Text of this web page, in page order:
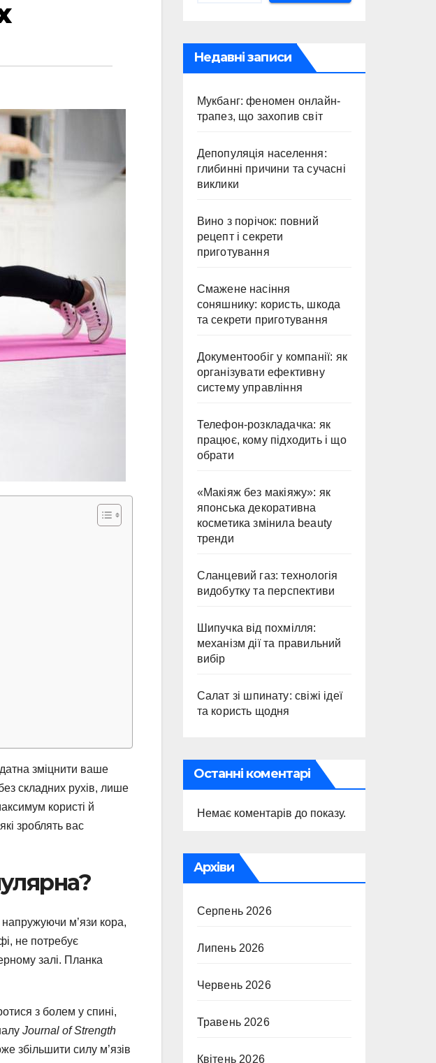
зміцнити ваше
складних рухів, лише
користі й
зроблять вас
м’язи кора,
не потребує
залі. Планка
з болем у спині,
Journal of Strength
збільшити силу м’язів
Недавні записи
Мукбанг: феномен онлайн-
трапез, що захопив світ
Депопуляція населення:
глибинні причини та сучасні
виклики
Вино з порічок: повний
рецепт і секрети
приготування
Смажене насіння
соняшнику: користь, шкода
та секрети приготування
Документообіг у компанії: як
організувати ефективну
систему управління
Телефон-розкладачка: як
працює, кому підходить і що
обрати
«Макіяж без макіяжу»: як
японська декоративна
косметика змінила beauty
тренди
Сланцевий газ: технологія
видобутку та перспективи
Шипучка від похмілля:
механізм дії та правильний
вибір
Салат зі шпинату: свіжі ідеї
та користь щодня
Останні коментарі
Немає коментарів до показу.
Архіви
Серпень 2026
Липень 2026
Червень 2026
Травень 2026
Квітень 2026